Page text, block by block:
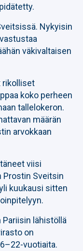
Nykyisin
väkivaltaisen
rikolliset
koko perheen
tallelokeron.
määrän
arvokkaan
viisi
Prostin Sveitsin
kuukausi sitten
lähistöllä
on
vuotiaita.